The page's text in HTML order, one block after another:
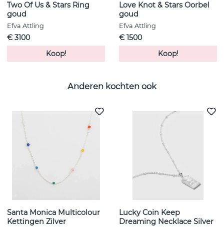
Two Of Us & Stars Ring
goud
Efva Attling
€ 3100
Koop!
Love Knot & Stars Oorbel
goud
Efva Attling
€ 1500
Koop!
Anderen kochten ook
Santa Monica Multicolour
Kettingen Zilver
Lucky Coin Keep
Dreaming Necklace Silver